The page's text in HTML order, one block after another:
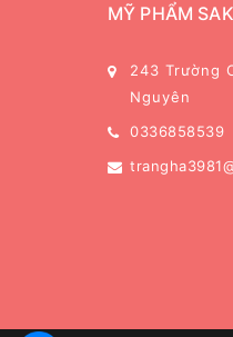
MỸ PHẨM
243 Trường
Nguyên
0336858539